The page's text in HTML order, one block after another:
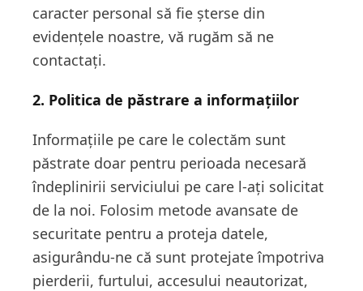
caracter personal să fie șterse din
evidențele noastre, vă rugăm să ne
contactați.
2. Politica de păstrare a informațiilor
Informațiile pe care le colectăm sunt
păstrate doar pentru perioada necesară
îndeplinirii serviciului pe care l-ați solicitat
de la noi. Folosim metode avansate de
securitate pentru a proteja datele,
asigurându-ne că sunt protejate împotriva
pierderii, furtului, accesului neautorizat,